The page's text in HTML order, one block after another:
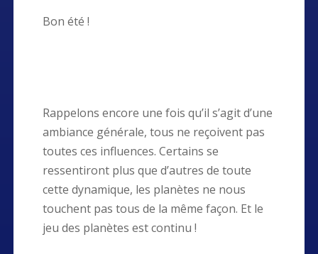
Bon été !
Rappelons encore une fois qu’il s’agit d’une
ambiance générale, tous ne reçoivent pas
toutes ces influences. Certains se
ressentiront plus que d’autres de toute
cette dynamique, les planètes ne nous
touchent pas tous de la même façon. Et le
jeu des planètes est continu !